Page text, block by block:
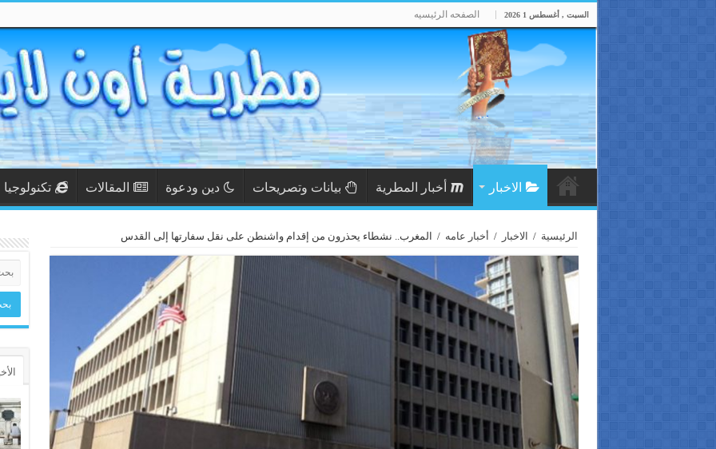
السبت , أغسطس 1 2026 الصفحه الرئيسيه
الاخبار أخبار المطرية بيانات وتصريحات دين ودعوة المقالات تكنولوجيا
الرئيسية / الاخبار / أخبار عامه / المغرب.. نشطاء يحذرون من إقدام واشنطن على نقل سفارتها إلى القدس